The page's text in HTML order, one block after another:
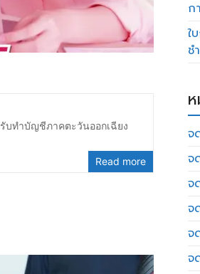
รับทำบัญชีภาคตะวันออกเฉียง
Read more
ก
ใ
ช
จ
จ
จ
จ
จ
จ